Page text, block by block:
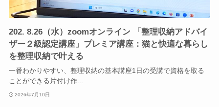
202. 8.26（水）zoomオンライン 「整理収納アドバイ
ザー２級認定講座」プレミア講座：猫と快適な暮らし
を整理収納で叶える
一番わかりやすい、整理収納の基本講座1日の受講で資格を取る
ことができる片付け作...
2026年7月10日